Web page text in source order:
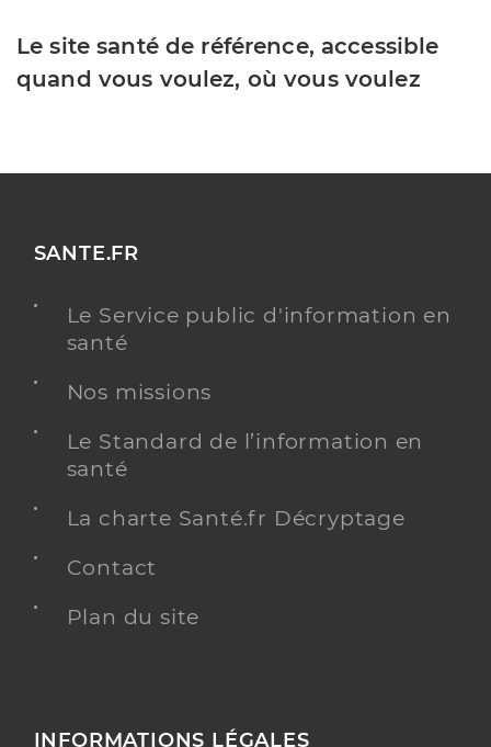
Le site santé de référence, accessible
quand vous voulez, où vous voulez
SANTE.FR
Le Service public d'information en
santé
Nos missions
Le Standard de l’information en
santé
La charte Santé.fr Décryptage
Contact
Plan du site
INFORMATIONS LÉGALES